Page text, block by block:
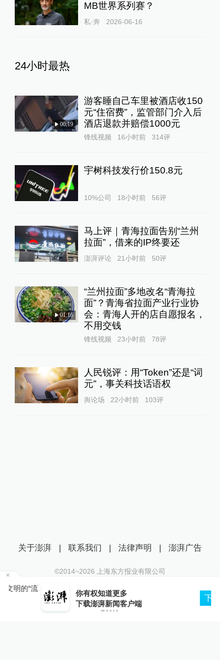
MB世界系列赛？
私·奔 2026-06-16
24小时最热
00:19
游客睡自己车里被酒店收150
元“住宿费”，监管部门介入后
酒店退款并赔偿1000元
锋线视频 16小时前 314评
宇树科技发行价150.8元
10%公司 18小时前 56评
马上评｜青海拉面告别“兰州
拉面”，借来的IP终要还
澎湃评论 21小时前 50评
01:16
“兰州拉面”多地改名“青海拉
面”？青海省拉面产业行业协
会：青海人开的店自愿报名，
不用交钱
锋线视频 23小时前 78评
人民锐评：用“Token”还是“词
元”，事关科技话语权
舆论场 22小时前 103评
你有权知道更多
下载澎湃新闻客户端
下载APP
关于澎湃 | 联系我们 | 法律声明 | 澎湃广告
©2014~2026 上海东方报业有限公司
沪ICP证：沪B2-20170116 | 沪ICP备14003370号
互联网新闻信息服务许可证：31120170006
沪公网安备 31010602000299号